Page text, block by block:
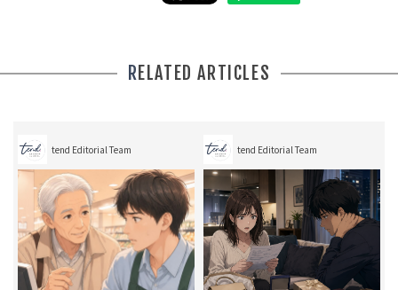
RELATED ARTICLES
tend Editorial Team tend Editorial Team